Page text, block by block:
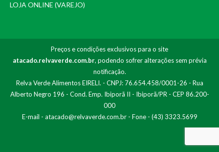
LOJA ONLINE (VAREJO)
Preços e condições exclusivos para o site
atacado.relvaverde.com.br, podendo sofrer alterações sem prévia
notificação.
Relva Verde Alimentos EIRELI. - CNPJ: 76.654.458/0001-26 - Rua
Alberto Negro 196 - Cond. Emp. Ibiporã II - Ibiporã/PR - CEP 86.200-
000
E-mail - atacado@relvaverde.com.br- Fone - (43) 3323.5699